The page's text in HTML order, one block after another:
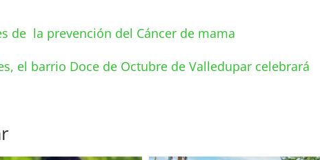
de la prevención del Cáncer de mama
el barrio Doce de Octubre de Valledupar celebrará